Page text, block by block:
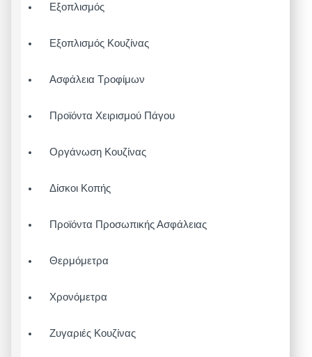
Εξοπλισμός
Εξοπλισμός Κουζίνας
Ασφάλεια Τροφίμων
Προϊόντα Χειρισμού Πάγου
Οργάνωση Κουζίνας
Δίσκοι Κοπής
Προϊόντα Προσωπικής Ασφάλειας
Θερμόμετρα
Χρονόμετρα
Ζυγαριές Κουζίνας